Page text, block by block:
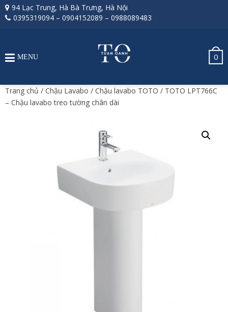
94 Lạc Trung, Hà Bà Trưng, Hà Nội
0395319094 – 0904152089 – 0988089483
0
MENU
Trang chủ / Chậu Lavabo / Chậu lavabo TOTO / TOTO LPT766C
– Chậu lavabo treo tường chân dài